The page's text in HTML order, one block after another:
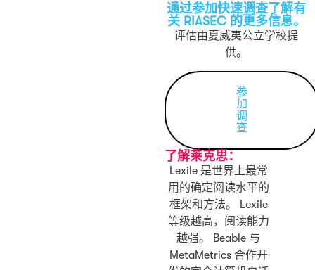
通过参加快速调查了解有
关 RIASEC 的更多信息。
评估由夏威夷公立学校提
供。
参
加
调
查
了解莱克思：
Lexile 是世界上最常
用的确定阅读水平的
框架和方法。 Lexile
等级越高，阅读能力
越强。 Beable 与
MetaMetrics 合作开